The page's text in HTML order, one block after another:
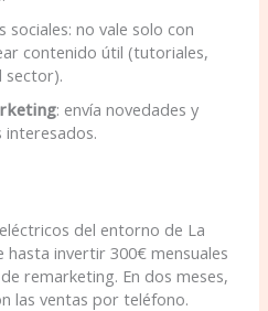
no vale solo con
contenido útil (tutoriales,
sector).
: envía novedades y
interesados.
del entorno de La
hasta invertir 300€ mensuales
remarketing. En dos meses,
las ventas por teléfono.